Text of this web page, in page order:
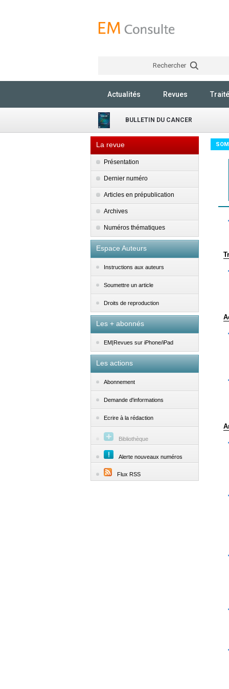
Rechercher
Actualités Revues
BULLETIN DU CANCER
La revue
Présentation
Dernier numéro
Articles en prépublication
Archives
Numéros thématiques
Espace Auteurs
Instructions aux auteurs
Soumettre un article
Droits de reproduction
Les + abonnés
EM|Revues sur iPhone/iPad
Les actions
Abonnement
Demande d'informations
Ecrire à la rédaction
Bibliothèque
Alerte nouveaux numéros
Flux RSS